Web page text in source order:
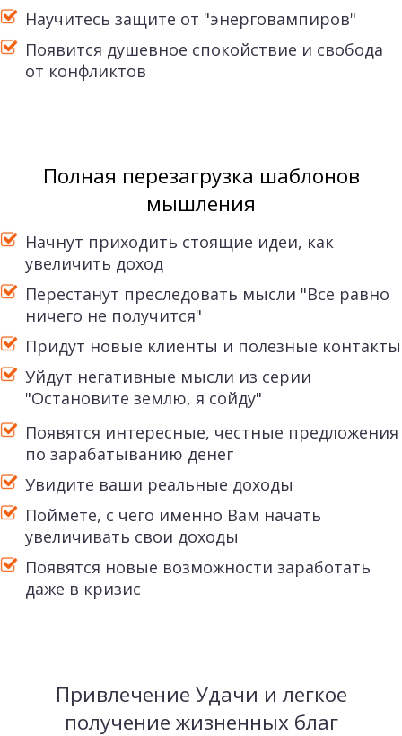
Научитесь защите от "энерговампиров"
Появится душевное спокойствие и свобода
от конфликтов
Полная перезагрузка шаблонов
мышления
Начнут приходить стоящие идеи, как
увеличить доход
Перестанут преследовать мысли "Все равно
ничего не получится"
Придут новые клиенты и полезные контакты
Уйдут негативные мысли из серии
"Остановите землю, я сойду"
Появятся интересные, честные предложения
по зарабатыванию денег
Увидите ваши реальные доходы
Поймете, с чего именно Вам начать
увеличивать свои доходы
Появятся новые возможности заработать
даже в кризис
Привлечение Удачи и легкое
получение жизненных благ